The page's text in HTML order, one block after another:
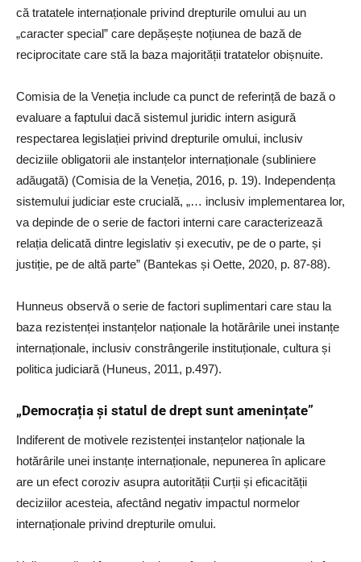
că tratatele internaționale privind drepturile omului au un
„caracter special” care depășește noțiunea de bază de
reciprocitate care stă la baza majorității tratatelor obișnuite.
Comisia de la Veneția include ca punct de referință de bază o
evaluare a faptului dacă sistemul juridic intern asigură
respectarea legislației privind drepturile omului, inclusiv
deciziile obligatorii ale instanțelor internaționale (subliniere
adăugată) (Comisia de la Veneția, 2016, p. 19). Independența
sistemului judiciar este crucială, „… inclusiv implementarea lor,
va depinde de o serie de factori interni care caracterizează
relația delicată dintre legislativ și executiv, pe de o parte, și
justiție, pe de altă parte” (Bantekas și Oette, 2020, p. 87-88).
Hunneus observă o serie de factori suplimentari care stau la
baza rezistenței instanțelor naționale la hotărârile unei instanțe
internaționale, inclusiv constrângerile instituționale, cultura și
politica judiciară (Huneus, 2011, p.497).
„Democrația și statul de drept sunt amenințate”
Indiferent de motivele rezistenței instanțelor naționale la
hotărârile unei instanțe internaționale, nepunerea în aplicare
are un efect coroziv asupra autorității Curții și eficacității
deciziilor acesteia, afectând negativ impactul normelor
internaționale privind drepturile omului.